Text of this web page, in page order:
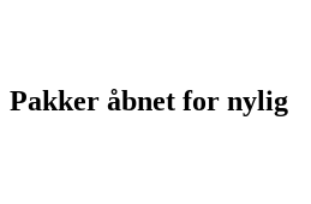
Pakker åbnet for nylig